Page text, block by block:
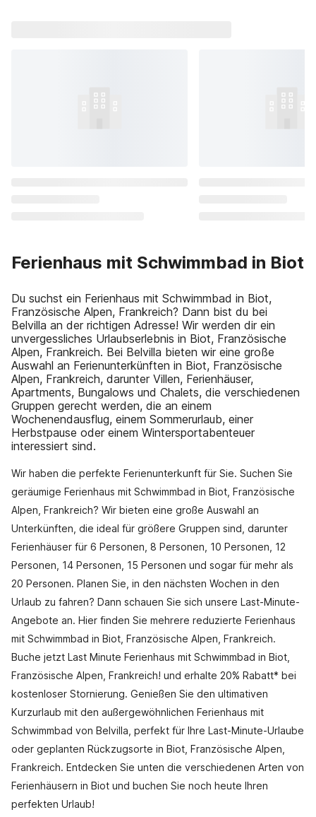
Ferienhaus mit Schwimmbad in Biot
Du suchst ein Ferienhaus mit Schwimmbad in Biot,
Französische Alpen, Frankreich? Dann bist du bei
Belvilla an der richtigen Adresse! Wir werden dir ein
unvergessliches Urlaubserlebnis in Biot, Französische
Alpen, Frankreich. Bei Belvilla bieten wir eine große
Auswahl an Ferienunterkünften in Biot, Französische
Alpen, Frankreich, darunter Villen, Ferienhäuser,
Apartments, Bungalows und Chalets, die verschiedenen
Gruppen gerecht werden, die an einem
Wochenendausflug, einem Sommerurlaub, einer
Herbstpause oder einem Wintersportabenteuer
interessiert sind.
Wir haben die perfekte Ferienunterkunft für Sie. Suchen Sie
geräumige Ferienhaus mit Schwimmbad in Biot, Französische
Alpen, Frankreich? Wir bieten eine große Auswahl an
Unterkünften, die ideal für größere Gruppen sind, darunter
Ferienhäuser für 6 Personen, 8 Personen, 10 Personen, 12
Personen, 14 Personen, 15 Personen und sogar für mehr als
20 Personen. Planen Sie, in den nächsten Wochen in den
Urlaub zu fahren? Dann schauen Sie sich unsere Last-Minute-
Angebote an. Hier finden Sie mehrere reduzierte Ferienhaus
mit Schwimmbad in Biot, Französische Alpen, Frankreich.
Buche jetzt Last Minute Ferienhaus mit Schwimmbad in Biot,
Französische Alpen, Frankreich! und erhalte 20% Rabatt* bei
kostenloser Stornierung. Genießen Sie den ultimativen
Kurzurlaub mit den außergewöhnlichen Ferienhaus mit
Schwimmbad von Belvilla, perfekt für Ihre Last-Minute-Urlaube
oder geplanten Rückzugsorte in Biot, Französische Alpen,
Frankreich. Entdecken Sie unten die verschiedenen Arten von
Ferienhäusern in Biot und buchen Sie noch heute Ihren
perfekten Urlaub!